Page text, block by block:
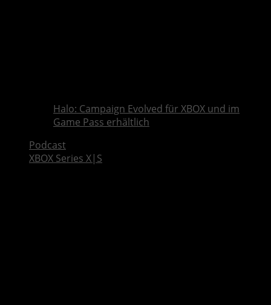
Halo: Campaign Evolved für XBOX und im
Game Pass erhältlich
Podcast
XBOX Series X|S